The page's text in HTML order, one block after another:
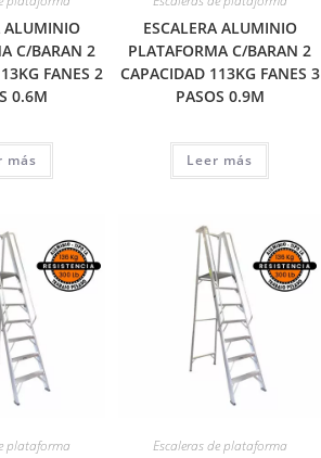
ALUMINIO
C/BARAN 2
FANES 2
0.6M
más
ESCALERA ALUMINIO
PLATAFORMA C/BARAN 2
CAPACIDAD 113KG FANES 3
PASOS 0.9M
Leer más
plataforma Escaleras de plataforma